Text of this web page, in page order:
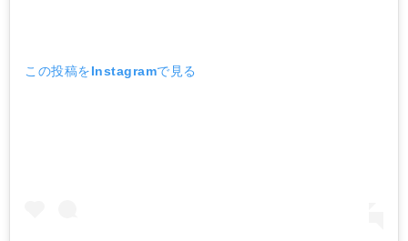
この投稿をInstagramで見る